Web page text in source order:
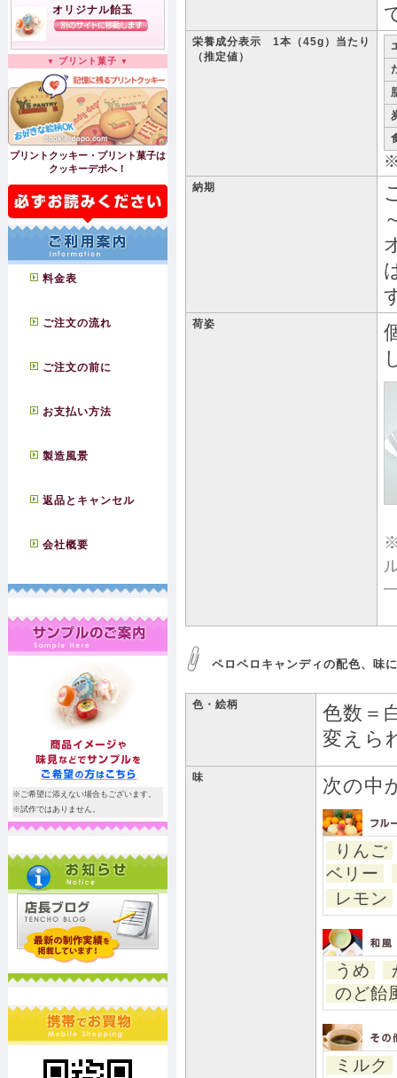
オリジナル飴玉
プリント菓子
プリントクッキー・プリント菓子は
クッキーデポへ！
料金表
ご注文の流れ
ご注文の前に
お支払い方法
製造風景
返品とキャンセル
会社概要
※ご希望に添えない場合もございます。
※試作ではありません。
栄養成分表示 1本（45g）当たり
（推定値）
納期
荷姿
ペロペロキャンディの配色、味
色・絵柄
色数＝
変えら
味 次の中
りんご
ベリー
レモン
うめ
のど飴
ミルク